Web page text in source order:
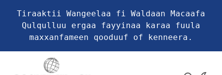
Tiraaktii Wangeelaa fi Waldaan Macaafa
Qulqulluu ergaa fayyinaa karaa fuula
maxxanfameen qooduuf of kenneera.